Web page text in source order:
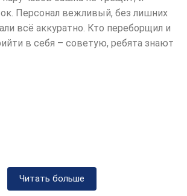
разнообразие методов и
которые помогают справиться
длительного
алкоголя. Давайте
интоксикацией.
раствор представляет
Персонал вежливый, без лишних
всё аккуратно. Кто переборщил и
в себя – советую, ребята знают
Читать больше